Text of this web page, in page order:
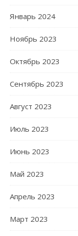
Январь 2024
Ноябрь 2023
Октябрь 2023
Сентябрь 2023
Август 2023
Июль 2023
Июнь 2023
Май 2023
Апрель 2023
Март 2023